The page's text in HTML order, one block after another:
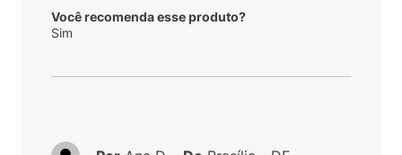
Você recomenda esse produto?
Sim